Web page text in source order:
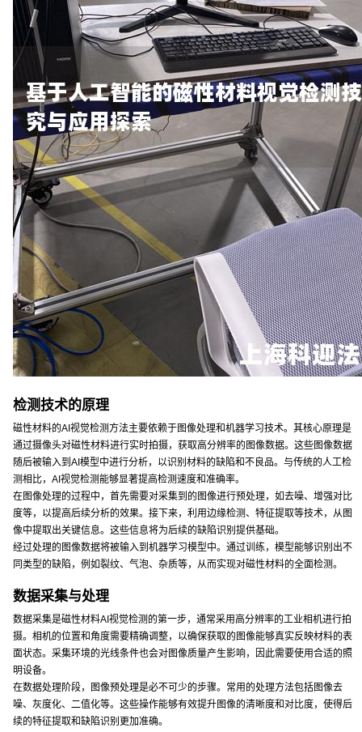
检测技术的原理
磁性材料的AI视觉检测方法主要依赖于图像处理和机器学习技术。其核心原理是
通过摄像头对磁性材料进行实时拍摄，获取高分辨率的图像数据。这些图像数据
随后被输入到AI模型中进行分析，以识别材料的缺陷和不良品。与传统的人工检
测相比，AI视觉检测能够显著提高检测速度和准确率。
在图像处理的过程中，首先需要对采集到的图像进行预处理，如去噪、增强对比
度等，以提高后续分析的效果。接下来，利用边缘检测、特征提取等技术，从图
像中提取出关键信息。这些信息将为后续的缺陷识别提供基础。
经过处理的图像数据将被输入到机器学习模型中。通过训练，模型能够识别出不
同类型的缺陷，例如裂纹、气泡、杂质等，从而实现对磁性材料的全面检测。
数据采集与处理
数据采集是磁性材料AI视觉检测的第一步，通常采用高分辨率的工业相机进行拍
摄。相机的位置和角度需要精确调整，以确保获取的图像能够真实反映材料的表
面状态。采集环境的光线条件也会对图像质量产生影响，因此需要使用合适的照
明设备。
在数据处理阶段，图像预处理是必不可少的步骤。常用的处理方法包括图像去
噪、灰度化、二值化等。这些操作能够有效提升图像的清晰度和对比度，使得后
续的特征提取和缺陷识别更加准确。